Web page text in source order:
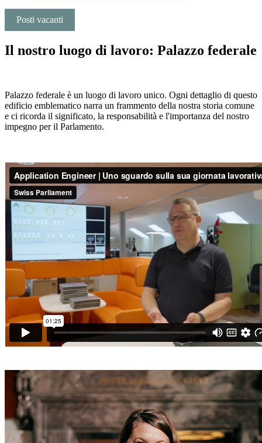
Posti vacanti​​​
Il nostro luogo di lavoro: Palazzo federale
Palazzo federale è un luogo di lavoro unico. Ogni dettaglio di questo
edificio emblematico narra un frammento della nostra storia comune
e ci ricorda il significato, la responsabilità e l'importanza del nostro
impegno per il Parlamento.